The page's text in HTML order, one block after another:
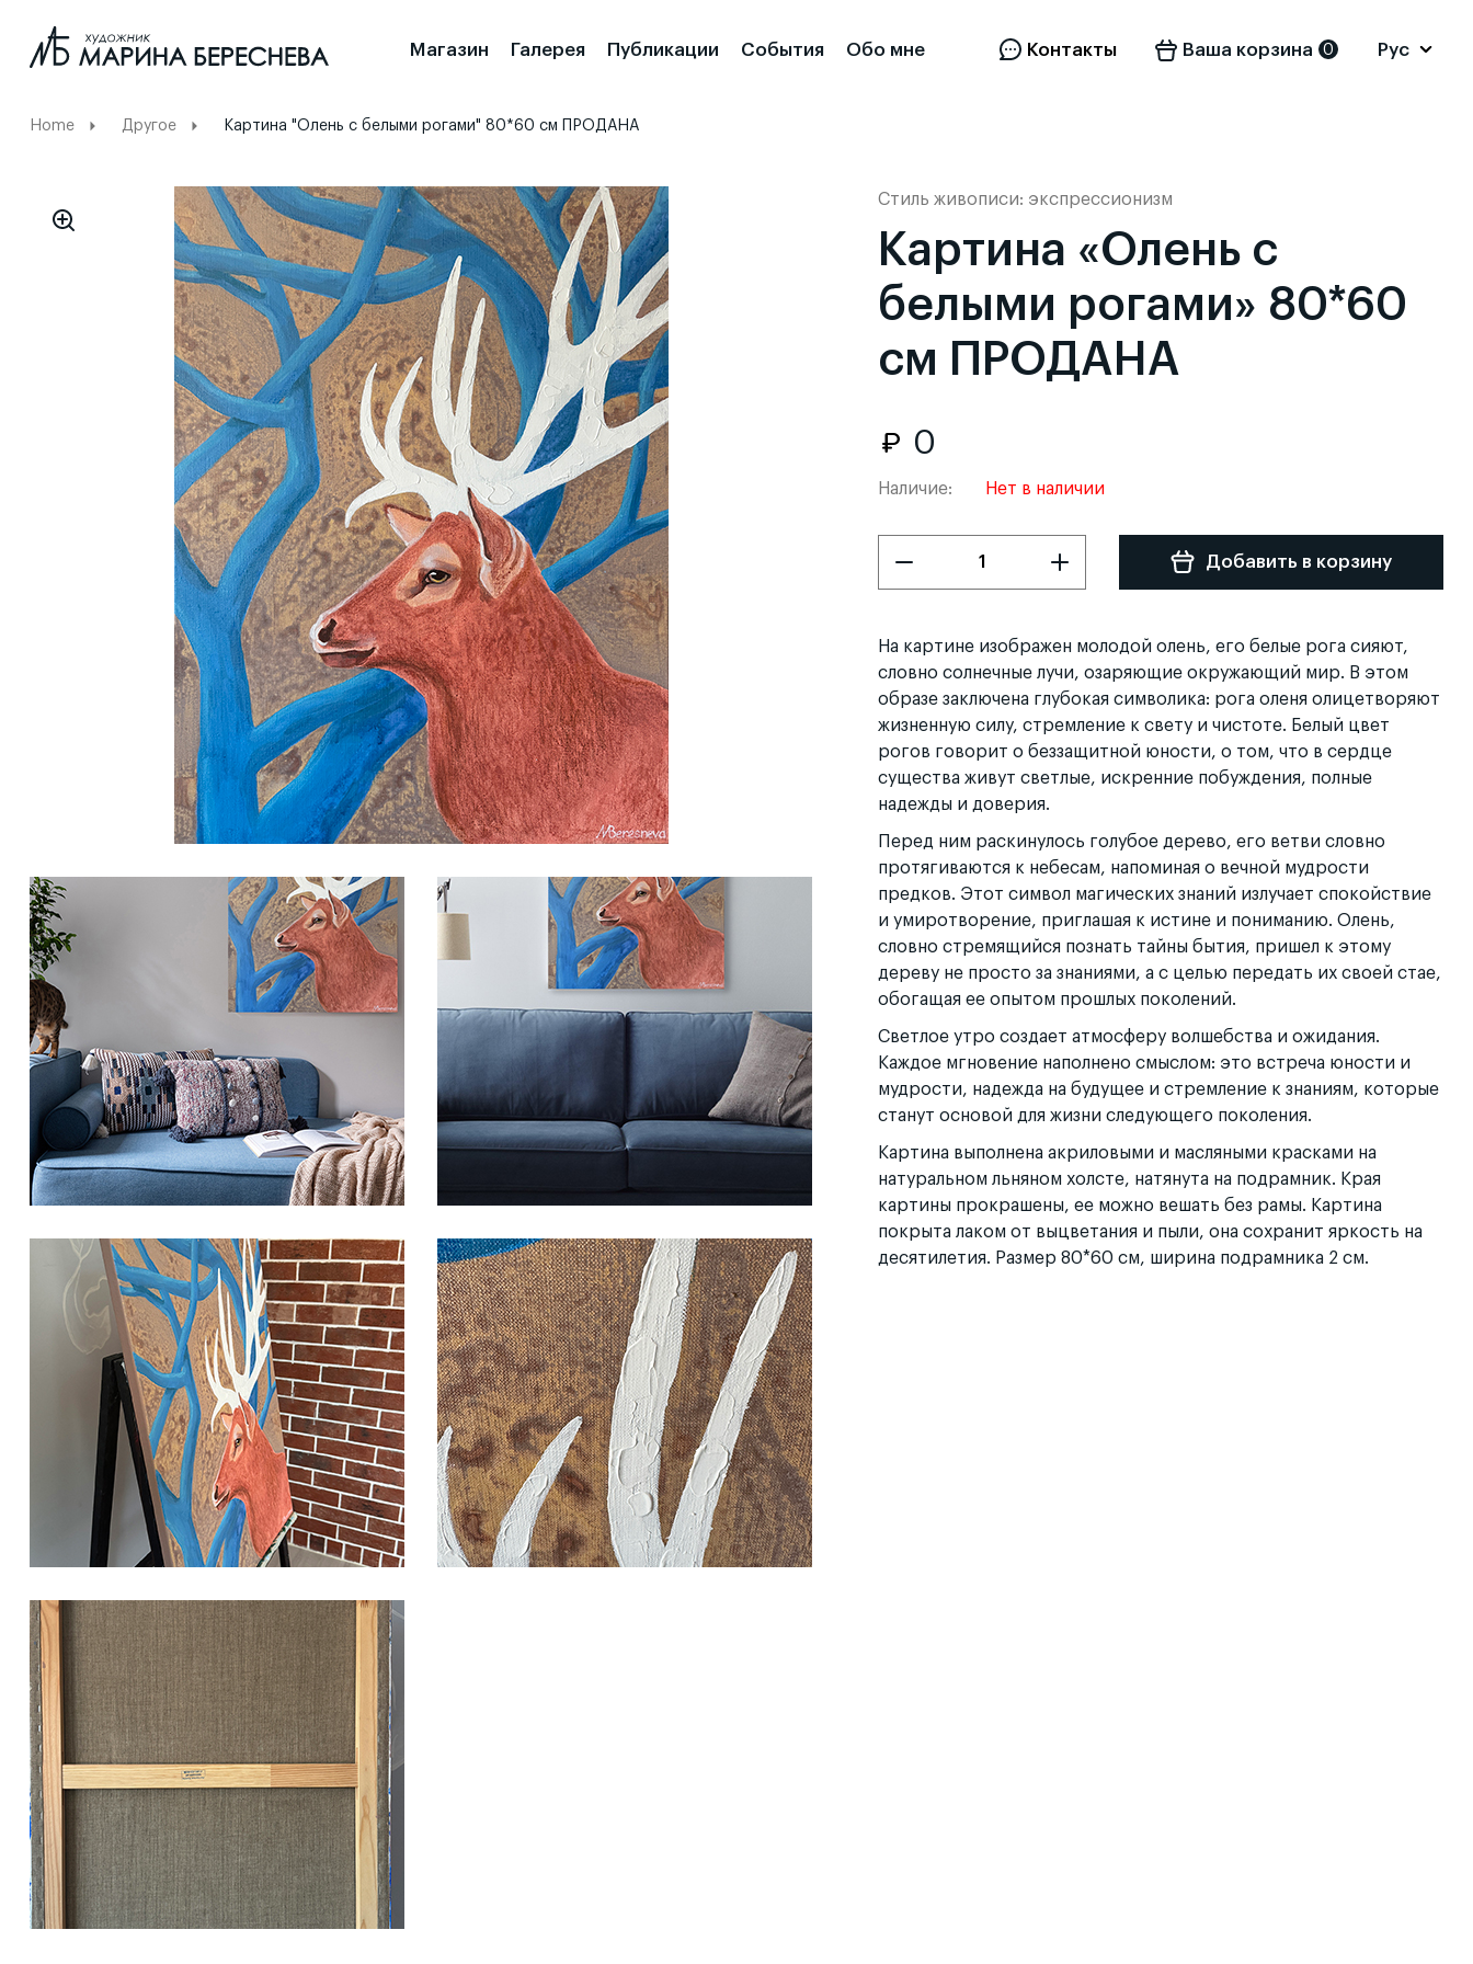
Магазин Галерея Публикации События Обо мне Контакты Ваша корзина 0
Рус
Home Другое Картина "Олень с белыми рогами" 80*60 см ПРОДАНА
Стиль живописи: экспрессионизм
Картина «Олень с
белыми рогами» 80*60
см ПРОДАНА
0
Наличие: Нет в наличии
Добавить в корзину
На картине изображен молодой олень, его белые рога сияют,
словно солнечные лучи, озаряющие окружающий мир. В этом
образе заключена глубокая символика: рога оленя олицетворяют
жизненную силу, стремление к свету и чистоте. Белый цвет
рогов говорит о беззащитной юности, о том, что в сердце
существа живут светлые, искренние побуждения, полные
надежды и доверия.
Перед ним раскинулось голубое дерево, его ветви словно
протягиваются к небесам, напоминая о вечной мудрости
предков. Этот символ магических знаний излучает спокойствие
и умиротворение, приглашая к истине и пониманию. Олень,
словно стремящийся познать тайны бытия, пришел к этому
дереву не просто за знаниями, а с целью передать их своей стае,
обогащая ее опытом прошлых поколений.
Светлое утро создает атмосферу волшебства и ожидания.
Каждое мгновение наполнено смыслом: это встреча юности и
мудрости, надежда на будущее и стремление к знаниям, которые
станут основой для жизни следующего поколения.
Картина выполнена акриловыми и масляными красками на
натуральном льняном холсте, натянута на подрамник. Края
картины прокрашены, ее можно вешать без рамы. Картина
покрыта лаком от выцветания и пыли, она сохранит яркость на
десятилетия. Размер 80*60 см, ширина подрамника 2 см.